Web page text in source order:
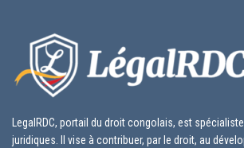
LegalRDC, portail du droit congolais, est
juridiques. Il vise à contribuer, par le droit, au